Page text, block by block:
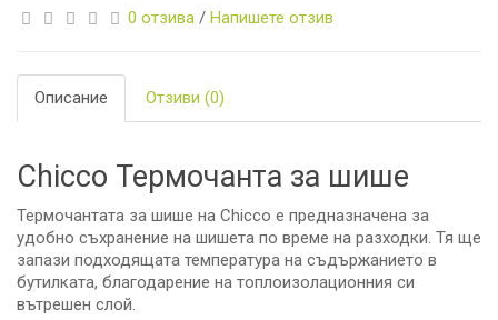
0 отзива / Напишете отзив
Описание Отзиви (0)
Chicco Термочанта за шише
Термочантата за шише на Chicco е предназначена за
удобно съхранение на шишета по време на разходки. Тя ще
запази подходящата температура на съдържанието в
бутилката, благодарение на топлоизолационния си
вътрешен слой.